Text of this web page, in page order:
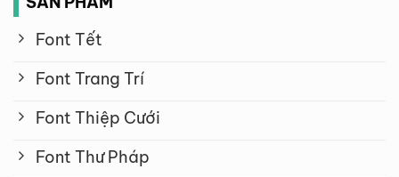
Font Tết
Font Trang Trí
Font Thiệp Cưới
Font Thư Pháp